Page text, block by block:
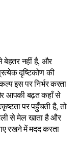
बेहतर नहीं है, और
दृष्टिकोण की
इस पर निर्भर करता
आपकी बढ़त कहाँ से
पर पहुँचती है, तो
से मेल खाता है और
रखने में मदद करता